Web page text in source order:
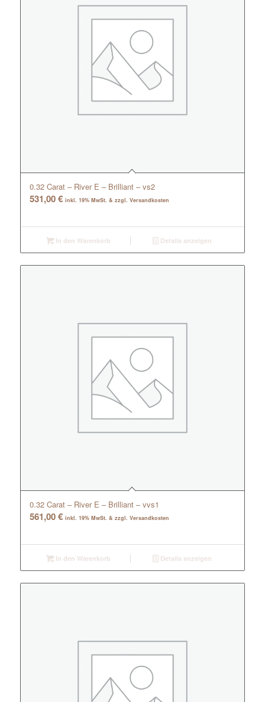
0.32 Carat – River E – Brilliant – vs2
531,00€ inkl. 19% MwSt. & zzgl. Versandkosten
In den Warenkorb Details anzeigen
0.32 Carat – River E – Brilliant – vvs1
561,00€ inkl. 19% MwSt. & zzgl. Versandkosten
In den Warenkorb Details anzeigen